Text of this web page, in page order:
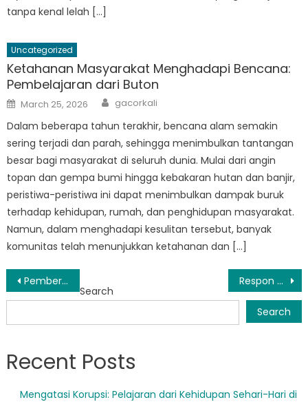
tanpa kenal lelah […]
Uncategorized
Ketahanan Masyarakat Menghadapi Bencana:
Pembelajaran dari Buton
Posted
on
March 25, 2026 Author
gacorkali
Dalam beberapa tahun terakhir, bencana alam semakin
sering terjadi dan parah, sehingga menimbulkan tantangan
besar bagi masyarakat di seluruh dunia. Mulai dari angin
topan dan gempa bumi hingga kebakaran hutan dan banjir,
peristiwa-peristiwa ini dapat menimbulkan dampak buruk
terhadap kehidupan, rumah, dan penghidupan masyarakat.
Namun, dalam menghadapi kesulitan tersebut, banyak
komunitas telah menunjukkan ketahanan dan […]
Post
navigation
Pemberdayaan Masyarakat dengan Inisiatif Siaga Bencana BPBD Mawasangka Respon Cepat BPBD Mawasangka Tengah Selamatkan Nyawa di Bencana Alam Belakangan ini
Search
Search
Recent Posts
Mengatasi Korupsi: Pelajaran dari Kehidupan Sehari-Hari di